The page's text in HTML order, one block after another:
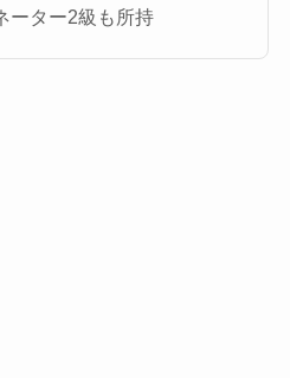
ーター2級も所持